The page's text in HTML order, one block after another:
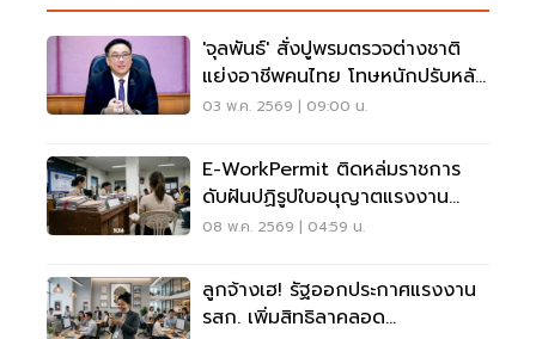
'จุลพันธ์' สั่งปูพรมตรวจต่างชาติ
แย่งอาชีพคนไทย โทษหนักปรับหลัก
แสน-ส่งกลับปท.
03 พ.ค. 2569 | 09:00 น.
E-WorkPermit ติดหล่มราชการ
ดับฝันปฏิรูปใบอนุญาตแรงงาน
ต่างด้าวให้ทันสมัย
08 พ.ค. 2569 | 04:59 น.
ลูกจ้างเฮ! รัฐออกประกาศแรงงาน
รสก. เพิ่มสิทธิลาคลอด